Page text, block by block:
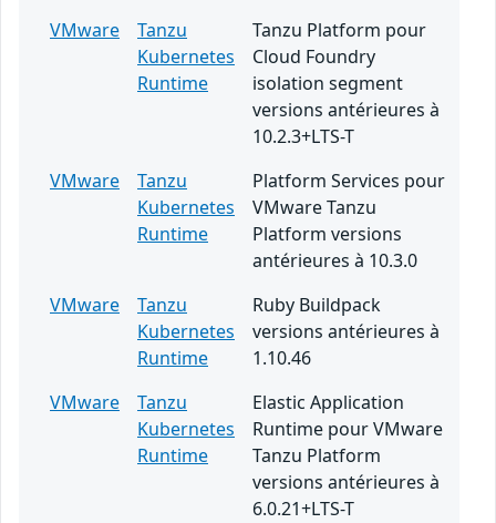
VMware
Tanzu
Kubernetes
Runtime
Tanzu Platform pour
Cloud Foundry
isolation segment
versions antérieures à
10.2.3+LTS-T
VMware
Tanzu
Kubernetes
Runtime
Platform Services pour
VMware Tanzu
Platform versions
antérieures à 10.3.0
VMware
Tanzu
Kubernetes
Runtime
Ruby Buildpack
versions antérieures à
1.10.46
VMware
Tanzu
Kubernetes
Runtime
Elastic Application
Runtime pour VMware
Tanzu Platform
versions antérieures à
6.0.21+LTS-T